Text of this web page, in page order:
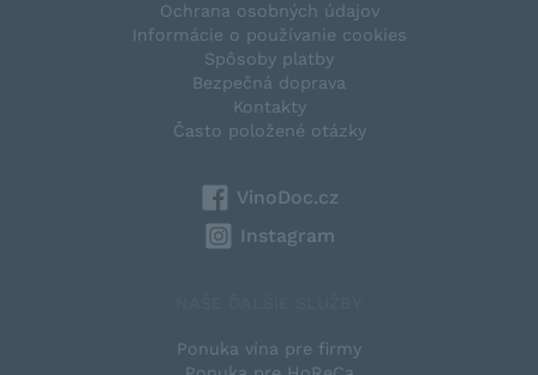
Ochrana osobných údajov
Informácie o používanie cookies
Spôsoby platby
Bezpečná doprava
Kontakty
Často položené otázky
VinoDoc.cz
Instagram
Ponuka vína pre firmy